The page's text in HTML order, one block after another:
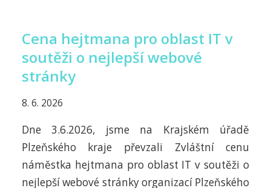
Cena hejtmana pro oblast IT v
soutěži o nejlepší webové
stránky
8. 6. 2026
Dne 3.6.2026, jsme na Krajském úřadě
Plzeňského kraje převzali Zvláštní cenu
náměstka hejtmana pro oblast IT v soutěži o
nejlepší webové stránky organizací Plzeňského